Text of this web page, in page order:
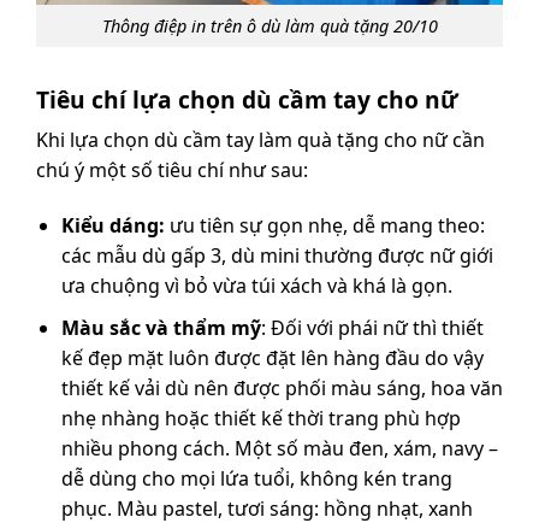
Thông điệp in trên ô dù làm quà tặng 20/10
Tiêu chí lựa chọn dù cầm tay cho nữ
Khi lựa chọn dù cầm tay làm quà tặng cho nữ cần
chú ý một số tiêu chí như sau:
Kiểu dáng: ưu tiên sự gọn nhẹ, dễ mang theo:
các mẫu dù gấp 3, dù mini thường được nữ giới
ưa chuộng vì bỏ vừa túi xách và khá là gọn.
Màu sắc và thẩm mỹ: Đối với phái nữ thì thiết
kế đẹp mặt luôn được đặt lên hàng đầu do vậy
thiết kế vải dù nên được phối màu sáng, hoa văn
nhẹ nhàng hoặc thiết kế thời trang phù hợp
nhiều phong cách. Một số màu đen, xám, navy –
dễ dùng cho mọi lứa tuổi, không kén trang
phục. Màu pastel, tươi sáng: hồng nhạt, xanh